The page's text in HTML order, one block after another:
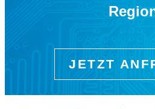
JETZT